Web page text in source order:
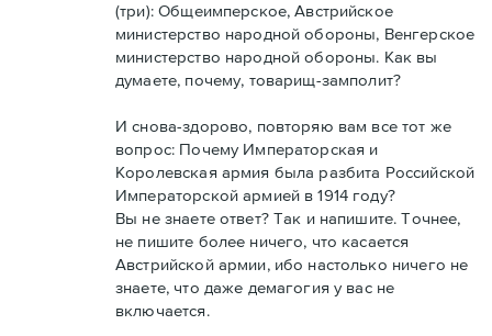
(три): Общеимперское, Австрийское
министерство народной обороны, Венгерское
министерство народной обороны. Как вы
думаете, почему, товарищ-замполит?
И снова-здорово, повторяю вам все тот же
вопрос: Почему Императорская и
Королевская армия была разбита Российской
Императорской армией в 1914 году?
Вы не знаете ответ? Так и напишите. Точнее,
не пишите более ничего, что касается
Австрийской армии, ибо настолько ничего не
знаете, что даже демагогия у вас не
включается.